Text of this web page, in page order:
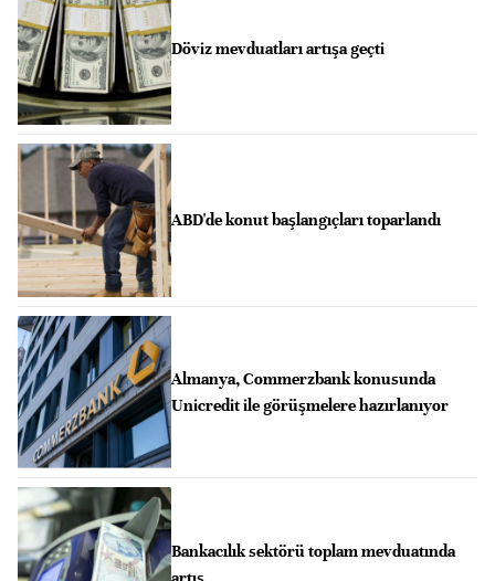
Döviz mevduatları artışa geçti
ABD'de konut başlangıçları toparlandı
Almanya, Commerzbank konusunda
Unicredit ile görüşmelere hazırlanıyor
Bankacılık sektörü toplam mevduatında